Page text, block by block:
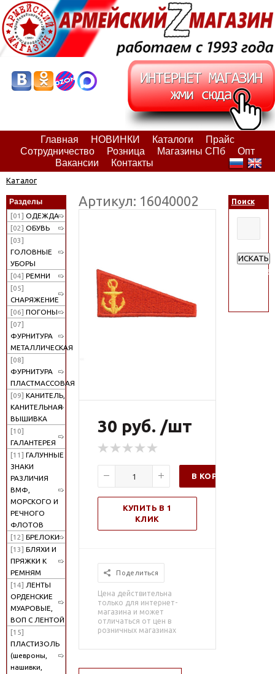
Главная НОВИНКИ Каталоги
Прайс
Сотрудничество
Розница Магазины СПб
Опт
Вакансии
Контакты
Каталог
Разделы
[01] ОДЕЖДА
[02] ОБУВЬ
[03]
ГОЛОВНЫЕ
УБОРЫ
[04] РЕМНИ
[05]
СНАРЯЖЕНИЕ
[06] ПОГОНЫ
[07]
ФУРНИТУРА
МЕТАЛЛИЧЕСКАЯ
[08]
ФУРНИТУРА
ПЛАСТМАССОВАЯ
[09] КАНИТЕЛЬ,
КАНИТЕЛЬНАЯ
ВЫШИВКА
[10]
ГАЛАНТЕРЕЯ
[11] ГАЛУННЫЕ
ЗНАКИ
РАЗЛИЧИЯ
ВМФ,
МОРСКОГО И
РЕЧНОГО
ФЛОТОВ
[12] БРЕЛОКИ
[13] БЛЯХИ И
ПРЯЖКИ К
РЕМНЯМ
[14] ЛЕНТЫ
ОРДЕНСКИЕ
МУАРОВЫЕ,
ВОП С ЛЕНТОЙ
[15]
ПЛАСТИЗОЛЬ
(шевроны,
нашивки,
Артикул: 16040002
30 руб. /шт
В КОРЗИНУ
КУПИТЬ В 1
КЛИК
Поделиться
Цена действительна
только для интернет-
магазина и может
отличаться от цен в
розничных магазинах
Поиск
ИСКАТЬ